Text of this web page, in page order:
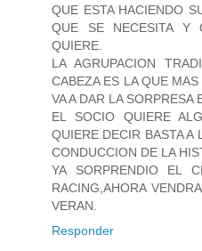
QUE ESTA HACIENDO
QUE SE NECESITA
QUIERE.
LA AGRUPACION
CABEZA ES LA QUE
VA A DAR LA SORPRESA
EL SOCIO QUIERE
QUIERE DECIR BASTA A
CONDUCCION DE LA
YA SORPRENDIO EL
RACING,AHORA
VERAN.
Responder